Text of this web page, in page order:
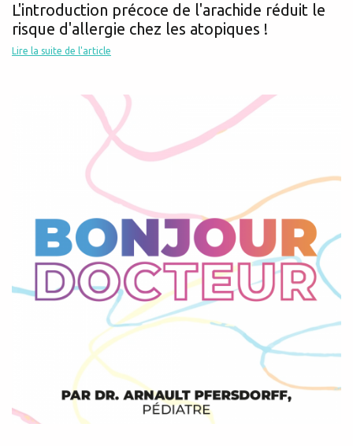
L'introduction précoce de l'arachide réduit le
risque d'allergie chez les atopiques !
Lire la suite de l'article